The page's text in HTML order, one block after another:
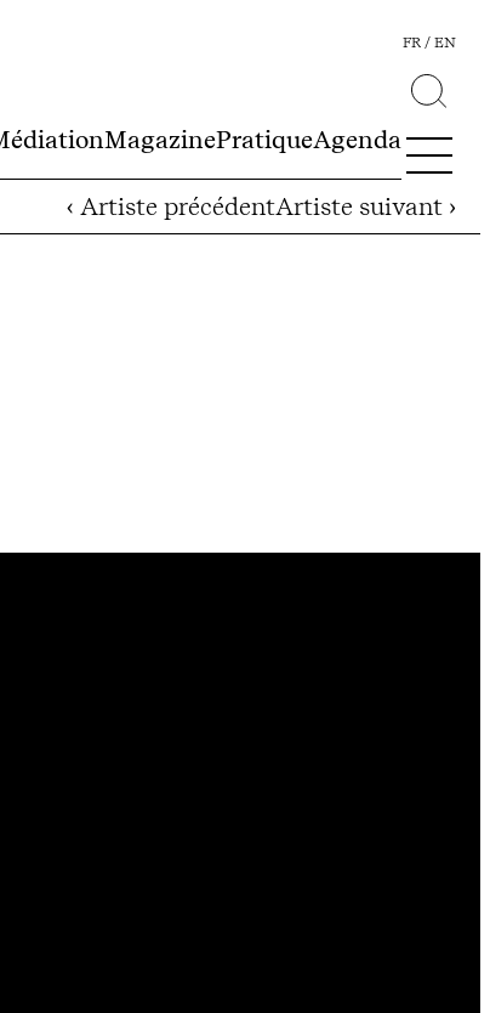
MagazinePratiqueAgenda
FR EN
‹ Artiste précédentArtiste suivant ›